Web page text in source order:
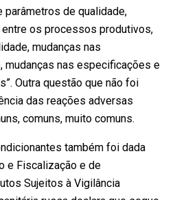
parâmetros de qualidade,
os processos produtivos,
mudanças nas
mudanças nas especificações e
Outra questão que não foi
das reações adversas
comuns, muito comuns.
também foi dada
e Fiscalização e de
Sujeitos à Vigilância